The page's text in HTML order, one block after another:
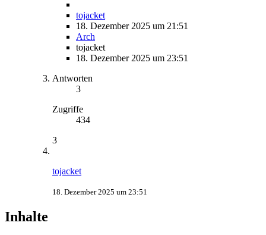
tojacket
18. Dezember 2025 um 21:51
Arch
tojacket
18. Dezember 2025 um 23:51
Antworten
3
Zugriffe
434
3
tojacket
18. Dezember 2025 um 23:51
Inhalte